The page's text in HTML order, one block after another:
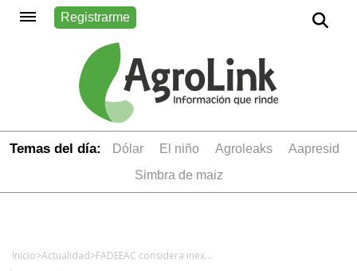
Registrarme
Temas del día: dólar el niño Agroleaks
aapresid
simbra de maiz
Inicio>Actualidad> FADEEAC considera inexplicable e inoportuno el paro nacional